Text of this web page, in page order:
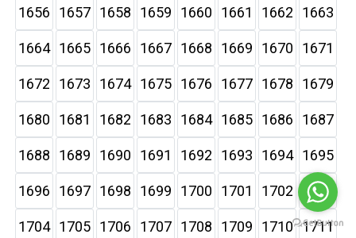
1656 1657 1658 1659 1660 1661 1662 1663
1664 1665 1666 1667 1668 1669 1670 1671
1672 1673 1674 1675 1676 1677 1678 1679
1680 1681 1682 1683 1684 1685 1686 1687
1688 1689 1690 1691 1692 1693 1694 1695
1696 1697 1698 1699 1700 1701 1702 1703
1704 1705 1706 1707 1708 1709 1710 1711